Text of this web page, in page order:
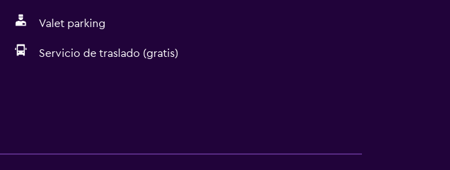
Valet parking
Servicio de traslado (gratis)